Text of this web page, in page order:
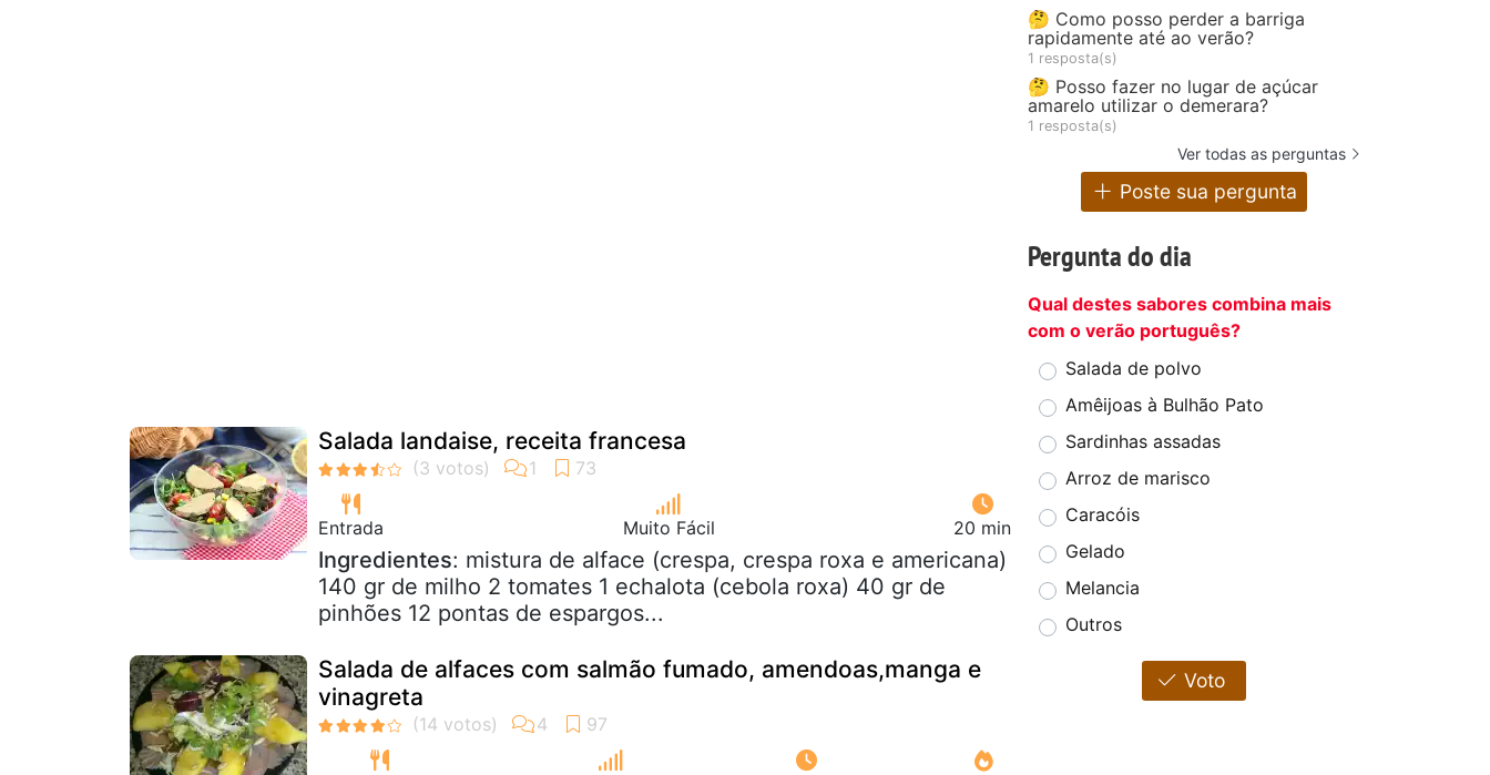
Salada landaise, receita francesa
Entrada Muito Fácil 20 min
Ingredientes: mistura de alface (crespa, crespa roxa e americana)
140 gr de milho 2 tomates 1 echalota (cebola roxa) 40 gr de
pinhões 12 pontas de espargos...
Salada de alfaces com salmão fumado, amendoas,manga e
vinagreta
🤔 Como posso perder a barriga
rapidamente até ao verão?
1 resposta(s)
🤔 Posso fazer no lugar de açúcar
amarelo utilizar o demerara?
1 resposta(s)
Ver todas as perguntas
Poste sua pergunta
Pergunta do dia
Qual destes sabores combina mais
com o verão português?
Salada de polvo
Amêijoas à Bulhão Pato
Sardinhas assadas
Arroz de marisco
Caracóis
Gelado
Melancia
Outros
Voto